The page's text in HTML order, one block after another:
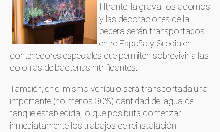
filtrante, la grava, los adornos
y las decoraciones de la
pecera serán transportados
entre España y Suecia en
contenedores especiales que permiten sobrevivir a las
colonias de bacterias nitrificantes.
También, en el mismo vehículo será transportada una
importante (no menos 30%) cantidad del agua de
tanque establecida, lo que posibilita comenzar
inmediatamente los trabajos de reinstalación